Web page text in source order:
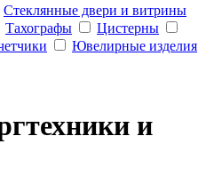
Стеклянные двери и витрины
Тахографы
Цистерны
Ювелирные изделия
и